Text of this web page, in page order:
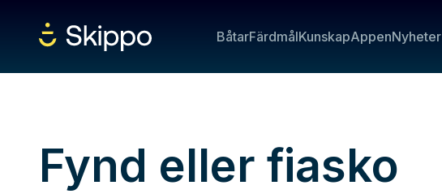
BåtarFärdmålKunskapAppenNyheter
Fynd eller fiasko